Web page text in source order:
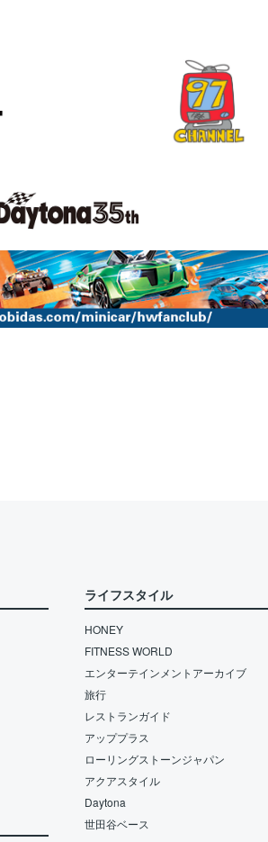
ライフスタイル
HONEY
FITNESS WORLD
エンターテインメントアーカイブ
旅行
レストランガイド
アッププラス
ローリングストーンジャパン
アクアスタイル
Daytona
世田谷ベース